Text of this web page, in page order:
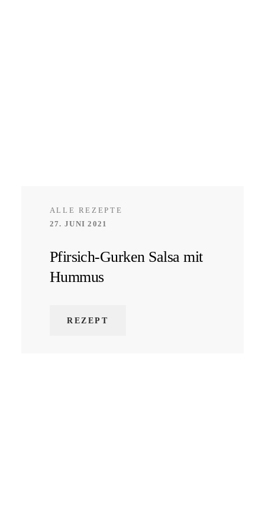
ALLE REZEPTE
27. JUNI 2021
Pfirsich-Gurken Salsa mit
Hummus
REZEPT